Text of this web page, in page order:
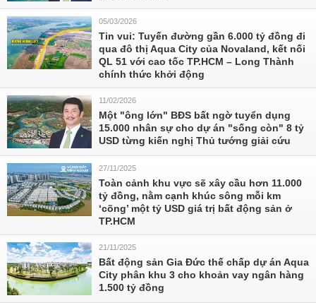
05/03/2026
Tin vui: Tuyến đường gần 6.000 tỷ đồng đi
qua đô thị Aqua City của Novaland, kết nối
QL 51 với cao tốc TP.HCM – Long Thành
chính thức khởi động
11/02/2026
Một "ông lớn" BĐS bất ngờ tuyển dụng
15.000 nhân sự cho dự án "sống còn" 8 tỷ
USD từng kiến nghị Thủ tướng giải cứu
27/11/2025
Toàn cảnh khu vực sẽ xây cầu hơn 11.000
tỷ đồng, nằm cạnh khúc sông mỗi km
‘cõng’ một tỷ USD giá trị bất động sản ở
TP.HCM
21/11/2025
Bất động sản Gia Đức thế chấp dự án Aqua
City phân khu 3 cho khoản vay ngân hàng
1.500 tỷ đồng